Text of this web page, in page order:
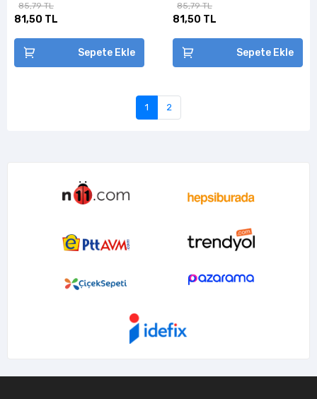
85,79 TL
81,50 TL
Sepete Ekle
85,79 TL
81,50 TL
Sepete Ekle
1 2